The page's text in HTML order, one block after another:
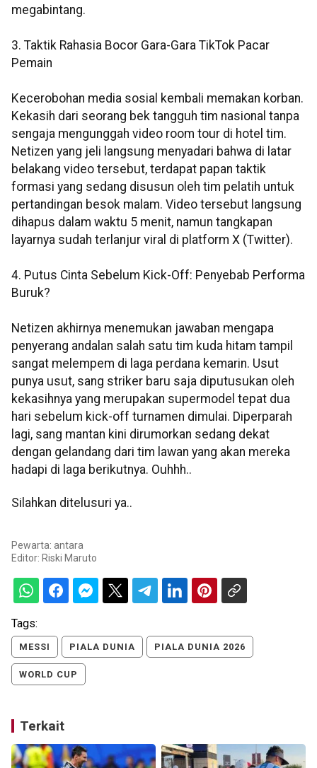
megabintang.
3. Taktik Rahasia Bocor Gara-Gara TikTok Pacar
Pemain
Kecerobohan media sosial kembali memakan korban.
Kekasih dari seorang bek tangguh tim nasional tanpa
sengaja mengunggah video room tour di hotel tim.
Netizen yang jeli langsung menyadari bahwa di latar
belakang video tersebut, terdapat papan taktik
formasi yang sedang disusun oleh tim pelatih untuk
pertandingan besok malam. Video tersebut langsung
dihapus dalam waktu 5 menit, namun tangkapan
layarnya sudah terlanjur viral di platform X (Twitter).
4. Putus Cinta Sebelum Kick-Off: Penyebab Performa
Buruk?
Netizen akhirnya menemukan jawaban mengapa
penyerang andalan salah satu tim kuda hitam tampil
sangat melempem di laga perdana kemarin. Usut
punya usut, sang striker baru saja diputusukan oleh
kekasihnya yang merupakan supermodel tepat dua
hari sebelum kick-off turnamen dimulai. Diperparah
lagi, sang mantan kini dirumorkan sedang dekat
dengan gelandang dari tim lawan yang akan mereka
hadapi di laga berikutnya. Ouhhh..
Silahkan ditelusuri ya..
Pewarta: antara
Editor: Riski Maruto
Tags:
MESSI PIALA DUNIA PIALA DUNIA 2026
WORLD CUP
Terkait